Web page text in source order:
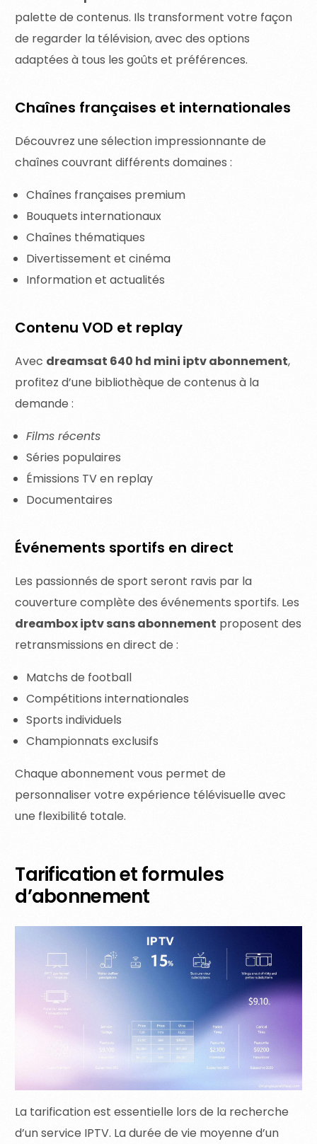
palette de contenus. Ils transforment votre façon
de regarder la télévision, avec des options
adaptées à tous les goûts et préférences.
Chaînes françaises et internationales
Découvrez une sélection impressionnante de
chaînes couvrant différents domaines :
Chaînes françaises premium
Bouquets internationaux
Chaînes thématiques
Divertissement et cinéma
Information et actualités
Contenu VOD et replay
Avec dreamsat 640 hd mini iptv abonnement,
profitez d’une bibliothèque de contenus à la
demande :
Films récents
Séries populaires
Émissions TV en replay
Documentaires
Événements sportifs en direct
Les passionnés de sport seront ravis par la
couverture complète des événements sportifs. Les
dreambox iptv sans abonnement proposent des
retransmissions en direct de :
Matchs de football
Compétitions internationales
Sports individuels
Championnats exclusifs
Chaque abonnement vous permet de
personnaliser votre expérience télévisuelle avec
une flexibilité totale.
Tarification et formules
d’abonnement
La tarification est essentielle lors de la recherche
d’un service IPTV. La durée de vie moyenne d’un